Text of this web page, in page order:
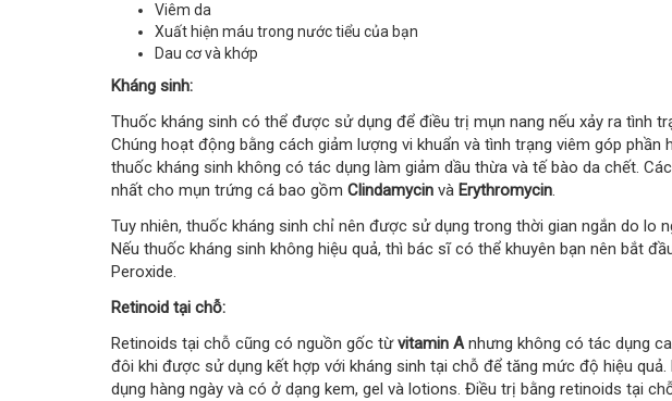
Viêm da
Xuất hiện máu trong nước tiểu của bạn
Dau cơ và khớp
Kháng sinh:
Thuốc kháng sinh có thể được sử dụng để điều trị mụn nang nếu xảy ra tình
Chúng hoạt động bằng cách giảm lượng vi khuẩn và tình trạng viêm góp phần
thuốc kháng sinh không có tác dụng làm giảm dầu thừa và tế bào da chết.
nhất cho mụn trứng cá bao gồm Clindamycin và Erythromycin.
Tuy nhiên, thuốc kháng sinh chỉ nên được sử dụng trong thời gian ngắn do lo
Nếu thuốc kháng sinh không hiệu quả, thì bác sĩ có thể khuyên bạn nên bắt
Peroxide.
Retinoid tại chỗ:
Retinoids tại chỗ cũng có nguồn gốc từvitamin Anhưng không có tác dụng
đôi khi được sử dụng kết hợp với kháng sinh tại chỗ để tăng mức độ hiệu
dụng hàng ngày và có ở dạng kem, gel và lotions. Điều trị bằng retinoids tại